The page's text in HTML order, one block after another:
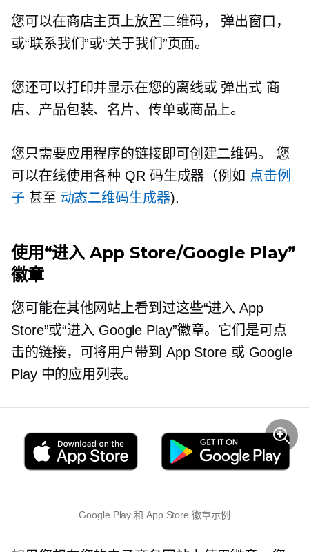
您可以在商店主页上放置二维码， 弹出窗口，
或“联系我们”或“关于我们”页面。
您还可以打印并显示在您的离线或 弹出式 商
店、产品包装、名片、传单或商品上。
您只需要应用程序的链接即可创建二维码。 您
可以在线使用各种 QR 码生成器（例如 点击例
子 甚至 动态二维码生成器).
使用“进入 App Store/Google Play”
徽章
您可能在其他网站上看到过这些“进入 App
Store”或“进入 Google Play”徽章。它们是可点
击的链接，可将用户带到 App Store 或 Google
Play 中的应用列表。
Google Play 和 App Store 徽章示例